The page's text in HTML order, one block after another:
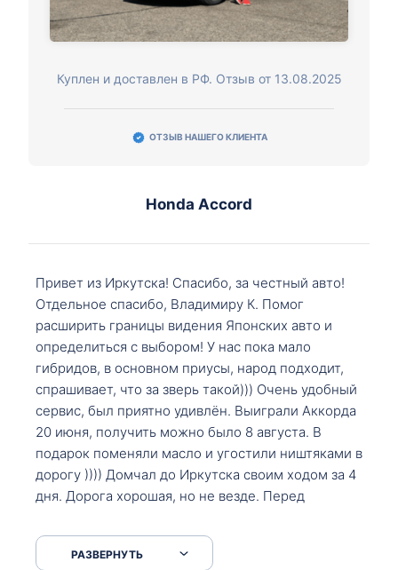
Куплен и доставлен в РФ. Отзыв от 13.08.2025
ОТЗЫВ НАШЕГО КЛИЕНТА
Honda Accord
Привет из Иркутска! Спасибо, за честный авто!
Отдельное спасибо, Владимиру К. Помог
расширить границы видения Японских авто и
определиться с выбором! У нас пока мало
гибридов, в основном приусы, народ подходит,
спрашивает, что за зверь такой))) Очень удобный
сервис, был приятно удивлён. Выиграли Аккорда
20 июня, получить можно было 8 августа. В
подарок поменяли масло и угостили ништяками в
дорогу )))) Домчал до Иркутска своим ходом за 4
дня. Дорога хорошая, но не везде. Перед
серпантинах по пути следования.
РАЗВЕРНУТЬ